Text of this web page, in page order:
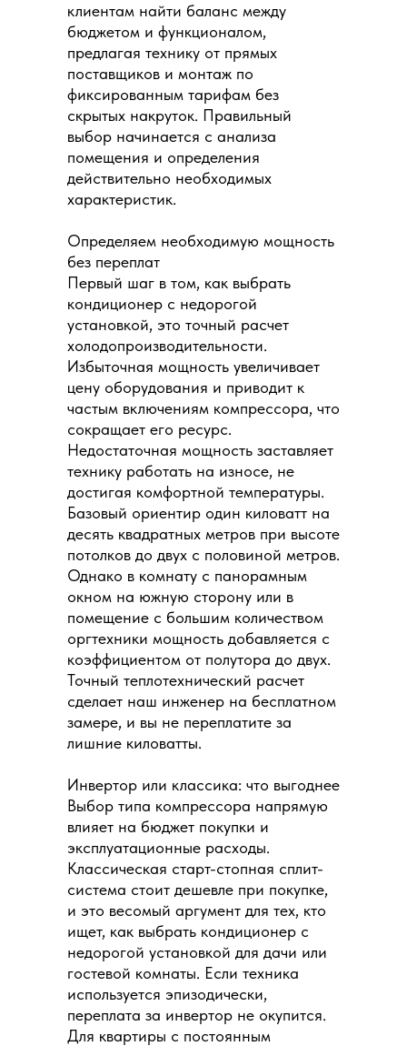
клиентам найти баланс между
бюджетом и функционалом,
предлагая технику от прямых
поставщиков и монтаж по
фиксированным тарифам без
скрытых накруток. Правильный
выбор начинается с анализа
помещения и определения
действительно необходимых
характеристик.
Определяем необходимую мощность
без переплат
Первый шаг в том, как выбрать
кондиционер с недорогой
установкой, это точный расчет
холодопроизводительности.
Избыточная мощность увеличивает
цену оборудования и приводит к
частым включениям компрессора, что
сокращает его ресурс.
Недостаточная мощность заставляет
технику работать на износе, не
достигая комфортной температуры.
Базовый ориентир один киловатт на
десять квадратных метров при высоте
потолков до двух с половиной метров.
Однако в комнату с панорамным
окном на южную сторону или в
помещение с большим количеством
оргтехники мощность добавляется с
коэффициентом от полутора до двух.
Точный теплотехнический расчет
сделает наш инженер на бесплатном
замере, и вы не переплатите за
лишние киловатты.
Инвертор или классика: что выгоднее
Выбор типа компрессора напрямую
влияет на бюджет покупки и
эксплуатационные расходы.
Классическая старт-стопная сплит-
система стоит дешевле при покупке,
и это весомый аргумент для тех, кто
ищет, как выбрать кондиционер с
недорогой установкой для дачи или
гостевой комнаты. Если техника
используется эпизодически,
переплата за инвертор не окупится.
Для квартиры с постоянным